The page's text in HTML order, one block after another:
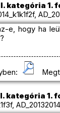
kategória 1.
e, hogy ha
kategória 1.